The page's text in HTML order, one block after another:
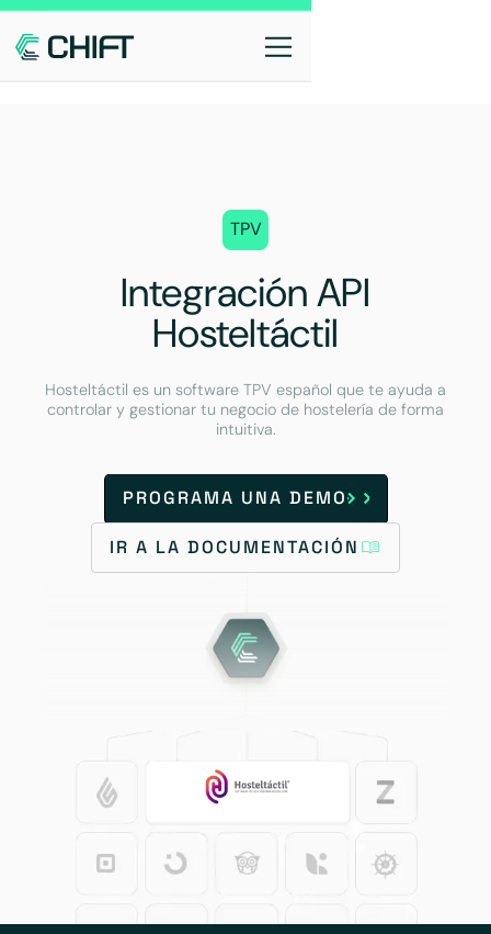
TPV
Integración API
Hosteltáctil
Hosteltáctil es un software TPV español que te ayuda a
controlar y gestionar tu negocio de hostelería de forma
intuitiva.
PROGRAMA UNA DEMO
IR A LA DOCUMENTACIÓN